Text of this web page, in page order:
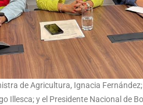
de Agricultura, Ignacia
Illesca; y el Presidente Nacional de